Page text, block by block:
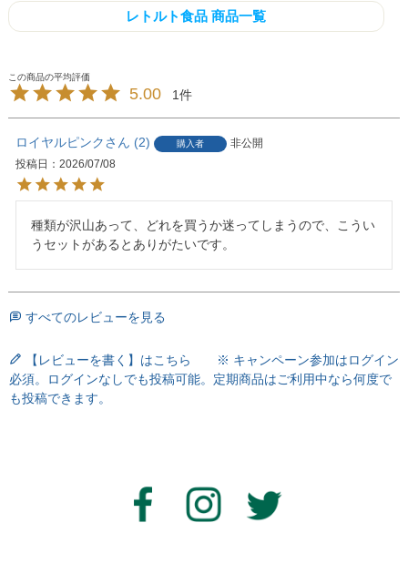
レトルト食品 商品一覧
5.00 1
ロイヤルピンク 2 購入者
非公開
投稿日
2026/07/08
種類が沢山あって、どれを買うか迷ってしまうので、こうい
うセットがあるとありがたいです。
すべてのレビューを見る
【レビューを書く】はこちら ※ キャンペーン参加はログイン
必須。ログインなしでも投稿可能。定期商品はご利用中なら何度で
も投稿できます。